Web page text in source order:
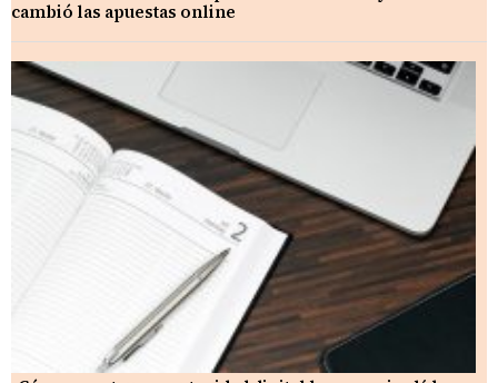
cambió las apuestas online